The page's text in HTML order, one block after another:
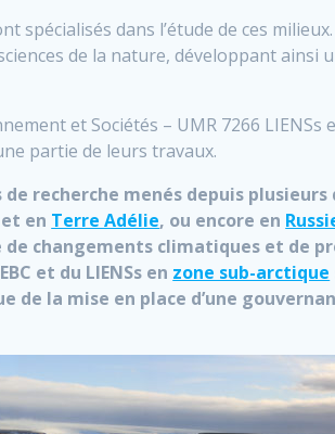
dans l’étude de ces
de la nature, développant ainsi
et Sociétés – UMR 7266 LIENSs
partie de leurs travaux.
recherche menés depuis plusieurs
et en Terre Adélie, ou encore en
changements climatiques et de
et du LIENSs en zone sub-arctique
la mise en place d’une